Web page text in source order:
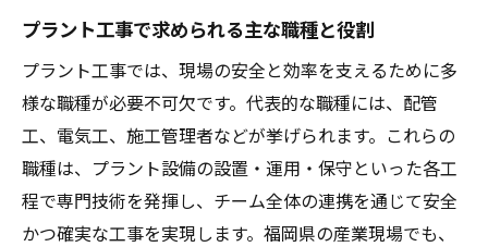
プラント工事で求められる主な職種と役割
プラント工事では、現場の安全と効率を支えるために多
様な職種が必要不可欠です。代表的な職種には、配管
工、電気工、施工管理者などが挙げられます。これらの
職種は、プラント設備の設置・運用・保守といった各工
程で専門技術を発揮し、チーム全体の連携を通じて安全
かつ確実な工事を実現します。福岡県の産業現場でも、